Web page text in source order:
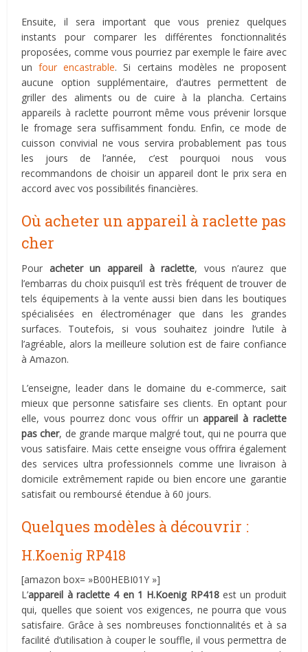
Ensuite, il sera important que vous preniez quelques
instants pour comparer les différentes fonctionnalités
proposées, comme vous pourriez par exemple le faire avec
unfour encastrable. Si certains modèles ne proposent
aucune option supplémentaire, d’autres permettent de
griller des aliments ou de cuire à la plancha. Certains
appareils à raclette pourront même vous prévenir lorsque
le fromage sera suffisamment fondu. Enfin, ce mode de
cuisson convivial ne vous servira probablement pas tous
les jours de l’année, c’est pourquoi nous vous
recommandons de choisir un appareil dont le prix sera en
accord avec vos possibilités financières.
Où acheter un appareil à raclette pas
cher
Pour acheter un appareil à raclette, vous n’aurez que
l’embarras du choix puisqu’il est très fréquent de trouver de
tels équipements à la vente aussi bien dans les boutiques
spécialisées en électroménager que dans les grandes
surfaces. Toutefois, si vous souhaitez joindre l’utile à
l’agréable, alors la meilleure solution est de faire confiance
à Amazon.
L’enseigne, leader dans le domaine du e-commerce, sait
mieux que personne satisfaire ses clients. En optant pour
elle, vous pourrez donc vous offrir unappareil à raclette
pas cher, de grande marque malgré tout, qui ne pourra que
vous satisfaire. Mais cette enseigne vous offrira également
des services ultra professionnels comme une livraison à
domicile extrêmement rapide ou bien encore une garantie
satisfait ou remboursé étendue à 60 jours.
Quelques modèles à découvrir :
H.Koenig RP418
[amazon box= »B00HEBI01Y »]
L’appareil à raclette 4 en 1 H.Koenig RP418est un produit
qui, quelles que soient vos exigences, ne pourra que vous
satisfaire. Grâce à ses nombreuses fonctionnalités et à sa
facilité d’utilisation à couper le souffle, il vous permettra de